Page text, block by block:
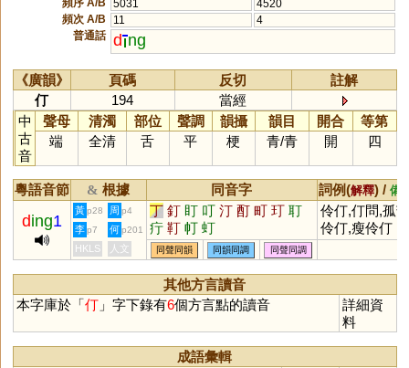
5031
4520
頻次 A/B
11
4
普通話 d ng
《廣韻》 頁碼 反切
註解
仃
194
當經
中
古
音
聲母 清濁 部位 聲調 韻攝 韻目 開合
等第
端
全清 舌 平 梗 青/青 開 四
粵語音節 & 根據 同音字 詞例(解釋) / 備
ding1
黃 p28 周 p4 丁 釘 盯 叮 汀 酊 町 玎 耵
疔 靪 帄 虰
伶仃,仃問,孤苦
伶仃,瘦伶仃
李 p7 何 p201
HKLS 人文 同聲同韻 同韻同調 同聲同調
其他方言讀音
本字庫於「仃」字下錄有6個方言點的讀音
詳細資
料
成語彙輯